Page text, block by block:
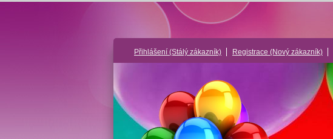
Přihlášení (Stálý zákazník) Registrace (Nový zákazník)